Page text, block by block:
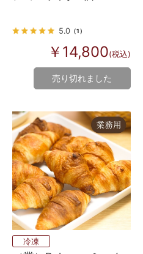
5.0（1）
￥14,800(税込)
売り切れました
冷凍